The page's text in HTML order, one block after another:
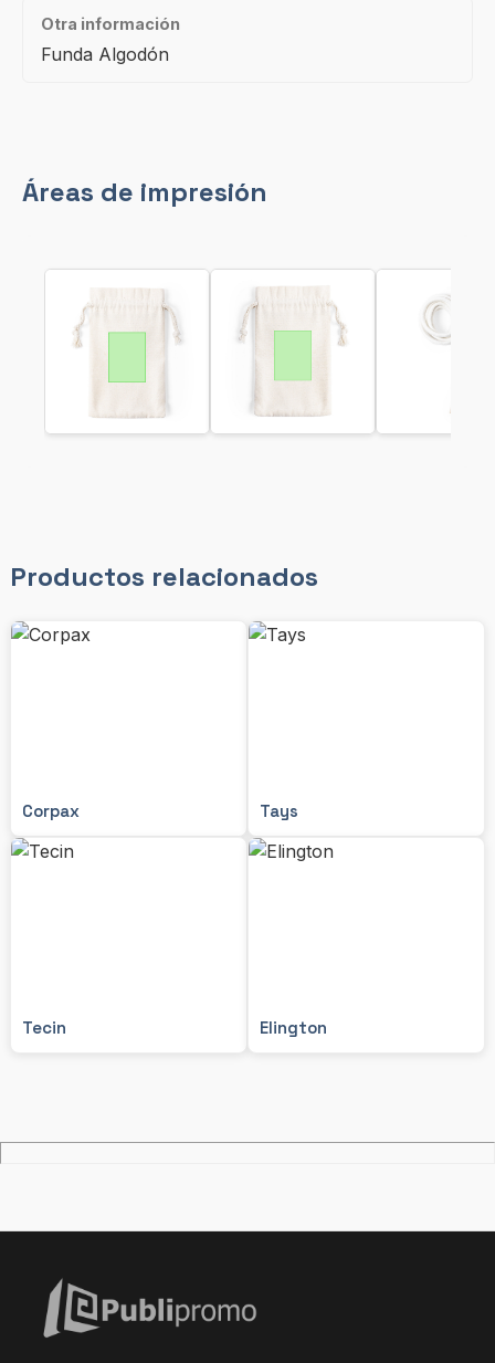
Otra información
Funda Algodón
Áreas de impresión
Productos relacionados
Corpax Tays
Tecin Elington